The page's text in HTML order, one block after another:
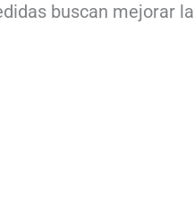
buscan mejorar la